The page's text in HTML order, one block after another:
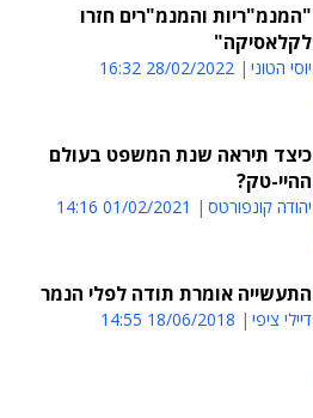
"המנמ"ריות והמנמ"רים חזרו
לקלאסיקה"
יוסי הטוני 28/02/2022 16:32
כיצד תיראה שנת המשפט בעולם
ההיי-טק?
יהודה קונפורטס 01/02/2021 14:16
התעשייה אומרת תודה לפלי הנמר
דיילי ציפי 18/06/2018 14:55